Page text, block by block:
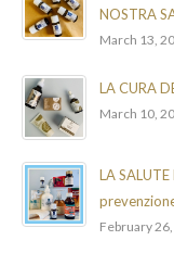
NOSTRA
March 13,
LA CURA
March 10,
LA
February